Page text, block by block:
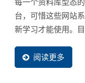
每一个资料库型态
台，可惜这些网站
新学习才能使用。
许多人事与时间成
因为大量修改，必
阅读更多